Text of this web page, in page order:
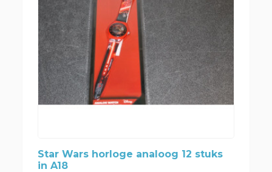
Star Wars horloge analoog 12 stuks
in A18